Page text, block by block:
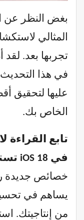
بغض النظر عن
في هذا
الخاص بك.
في iOS 18 تستحق التجربة.
خصائص جديدة